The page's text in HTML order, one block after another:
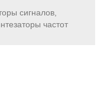
сигналов,
частот